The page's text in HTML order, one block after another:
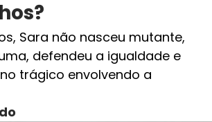
Sara não nasceu mutante,
defendeu a igualdade e
trágico envolvendo a